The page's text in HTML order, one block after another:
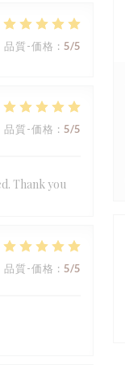
品質-価格 : 5/5
品質-価格 : 5/5
Thank you
品質-価格 : 5/5